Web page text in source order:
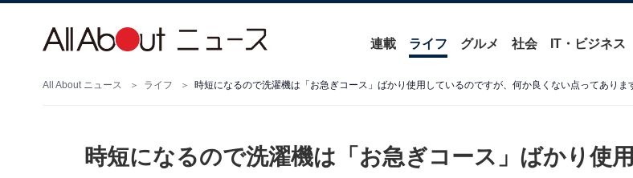
連載 ライフ グルメ 社会 IT・ビジネス
All About ニュース ライフ 時短になるので洗濯機は「お急ぎコース」ばかり使用しているのですが、何か良くない点ってありま
時短になるので洗濯機は「お急ぎコース」ばかり使